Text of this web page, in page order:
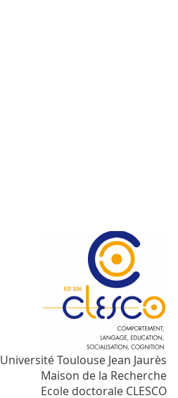
Université Toulouse Jean Jaurès
Maison de la Recherche
Ecole doctorale CLESCO